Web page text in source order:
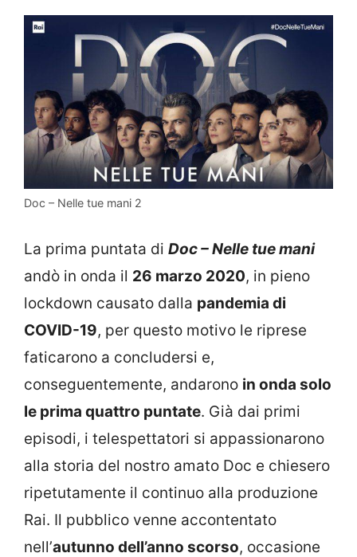
Doc – Nelle tue mani 2
La prima puntata di Doc – Nelle tue mani
andò in onda il 26 marzo 2020, in pieno
lockdown causato dalla pandemia di
COVID-19, per questo motivo le riprese
faticarono a concludersi e,
conseguentemente, andarono in onda solo
le prima quattro puntate. Già dai primi
episodi, i telespettatori si appassionarono
alla storia del nostro amato Doc e chiesero
ripetutamente il continuo alla produzione
Rai. Il pubblico venne accontentato
nell’autunno dell’anno scorso, occasione